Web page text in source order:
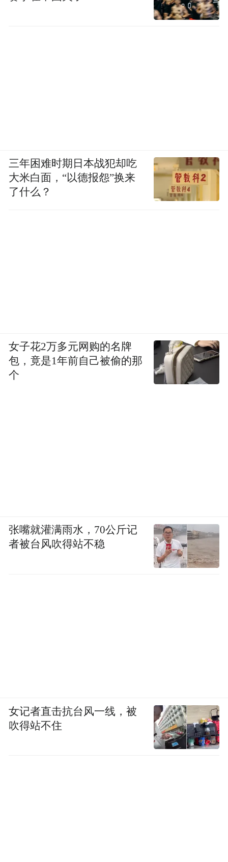
三年困难时期日本战犯却吃
大米白面，“以德报怨”换来
了什么？
女子花2万多元网购的名牌
包，竟是1年前自己被偷的那
个
张嘴就灌满雨水，70公斤记
者被台风吹得站不稳
女记者直击抗台风一线，被
吹得站不住